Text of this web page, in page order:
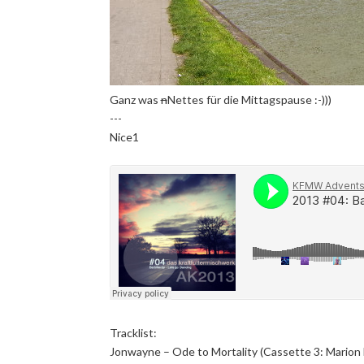
Ganz wasnNettes für die Mittagspause :-)))
---
Nice1
Tracklist:
Jonwayne – Ode to Mortality (Cassette 3: